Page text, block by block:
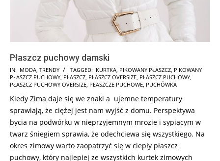
Płaszcz puchowy damski
2017-
12-
IN: MODA TRENDY TAGGED: KURTKA PIKOWANY PŁASZCZ PIKOWANY
PŁASZCZ PUCHOWY PŁASZCZ PŁASZCZ OVERSIZE PŁASZCZ PUCHOWY
PŁASZCZ PUCHOWY OVERSIZE PŁASZCZE PUCHOWE PUCHÓWKA
Kiedy Zima daje się we znaki a ujemne temperatury
sprawiają, że ciężej jest nam wyjść z domu. Perspektywa
bycia na podwórku w nieprzyjemnym mrozie i sypiącym w
twarz śniegiem sprawia, że odechciewa się wszystkiego. Na
okres zimowy warto zaopatrzyć się w ciepły płaszcz
puchowy, który najlepiej ze wszystkich kurtek zimowych